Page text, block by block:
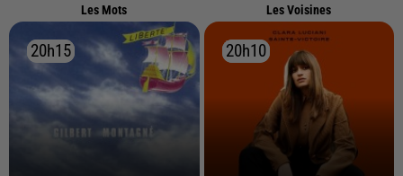
Les Mots Les Voisines
20h15
20h15 20h10
20h10